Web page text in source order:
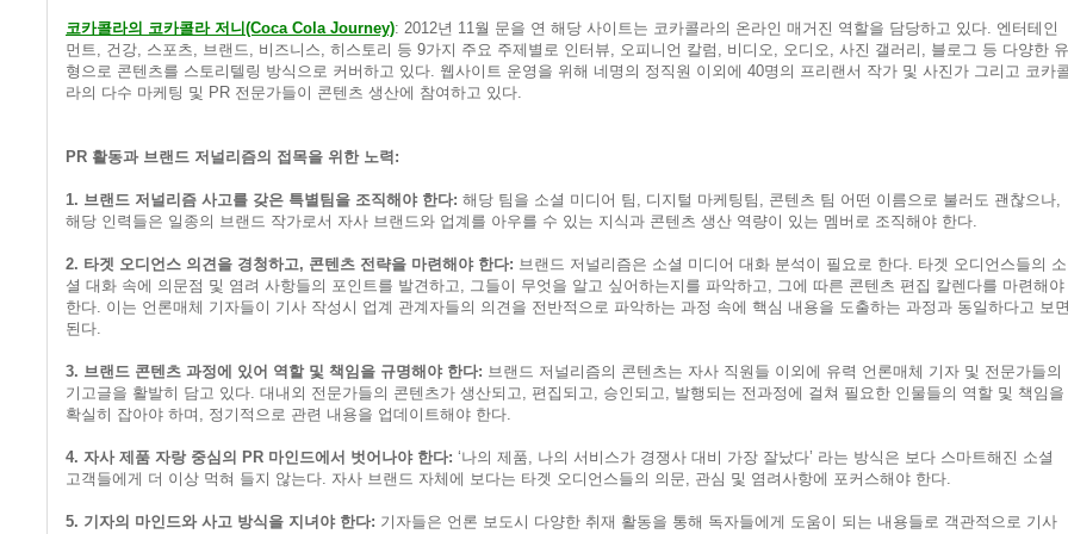
코카콜라의 코카콜라 저니(Coca Cola Journey): 2012년 11월 문을 연 해당 사이트는 코카콜라의 온라인 매거진 역할을 담당하고 있다. 엔터테인
먼트, 건강, 스포츠, 브랜드, 비즈니스, 히스토리 등 9가지 주요 주제별로 인터뷰, 오피니언 칼럼, 비디오, 오디오, 사진 갤러리, 블로그 등 다양한 유
형으로 콘텐츠를 스토리텔링 방식으로 커버하고 있다. 웹사이트 운영을 위해 네명의 정직원 이외에 40명의 프리랜서 작가 및 사진가 그리고 코카
라의 다수 마케팅 및 PR 전문가들이 콘텐츠 생산에 참여하고 있다.
PR 활동과 브랜드 저널리즘의 접목을 위한 노력:
1. 브랜드 저널리즘 사고를 갖은 특별팀을 조직해야 한다: 해당 팀을 소셜 미디어 팀, 디지털 마케팅팀, 콘텐츠 팀 어떤 이름으로 불러도 괜찮으나,
해당 인력들은 일종의 브랜드 작가로서 자사 브랜드와 업계를 아우를 수 있는 지식과 콘텐츠 생산 역량이 있는 멤버로 조직해야 한다.
2. 타겟 오디언스 의견을 경청하고, 콘텐츠 전략을 마련해야 한다: 브랜드 저널리즘은 소셜 미디어 대화 분석이 필요로 한다. 타겟 오디언스들의 소
셜 대화 속에 의문점 및 염려 사항들의 포인트를 발견하고, 그들이 무엇을 알고 싶어하는지를 파악하고, 그에 따른 콘텐츠 편집 칼렌다를 마련해야
한다. 이는 언론매체 기자들이 기사 작성시 업계 관계자들의 의견을 전반적으로 파악하는 과정 속에 핵심 내용을 도출하는 과정과 동일하다고 보면
된다.
3. 브랜드 콘텐츠 과정에 있어 역할 및 책임을 규명해야 한다: 브랜드 저널리즘의 콘텐츠는 자사 직원들 이외에 유력 언론매체 기자 및 전문가들의
기고글을 활발히 담고 있다. 대내외 전문가들의 콘텐츠가 생산되고, 편집되고, 승인되고, 발행되는 전과정에 걸쳐 필요한 인물들의 역할 및 책임을
확실히 잡아야 하며, 정기적으로 관련 내용을 업데이트해야 한다.
4. 자사 제품 자랑 중심의 PR 마인드에서 벗어나야 한다: ‘나의 제품, 나의 서비스가 경쟁사 대비 가장 잘났다’ 라는 방식은 보다 스마트해진 소셜
고객들에게 더 이상 먹혀 들지 않는다. 자사 브랜드 자체에 보다는 타겟 오디언스들의 의문, 관심 및 염려사항에 포커스해야 한다.
5. 기자의 마인드와 사고 방식을 지녀야 한다: 기자들은 언론 보도시 다양한 취재 활동을 통해 독자들에게 도움이 되는 내용들로 객관적으로 기사